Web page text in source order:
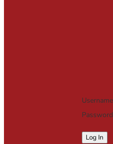
Username
Password